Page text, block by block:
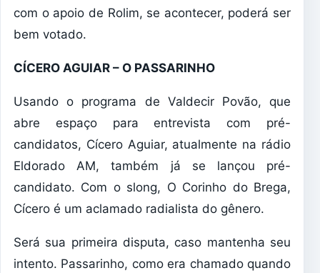
com o apoio de Rolim, se acontecer, poderá ser
bem votado.
CÍCERO AGUIAR – O PASSARINHO
Usando o programa de Valdecir Povão, que
abre espaço para entrevista com pré-
candidatos, Cícero Aguiar, atualmente na rádio
Eldorado AM, também já se lançou pré-
candidato. Com o slong, O Corinho do Brega,
Cícero é um aclamado radialista do gênero.
Será sua primeira disputa, caso mantenha seu
intento. Passarinho, como era chamado quando